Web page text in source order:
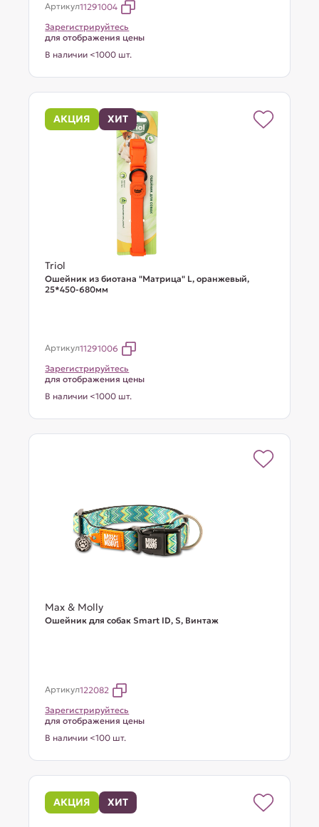
Артикул11291004
Зарегистрируйтесь
для отображения цены
В наличии <1000 шт.
АКЦИЯ ХИТ
Triol
Ошейник из биотана "Матрица" L, оранжевый,
25*450-680мм
Артикул11291006
Зарегистрируйтесь
для отображения цены
В наличии <1000 шт.
Max & Molly
Ошейник для собак Smart ID, S, Винтаж
Артикул122082
Зарегистрируйтесь
для отображения цены
В наличии <100 шт.
АКЦИЯ ХИТ